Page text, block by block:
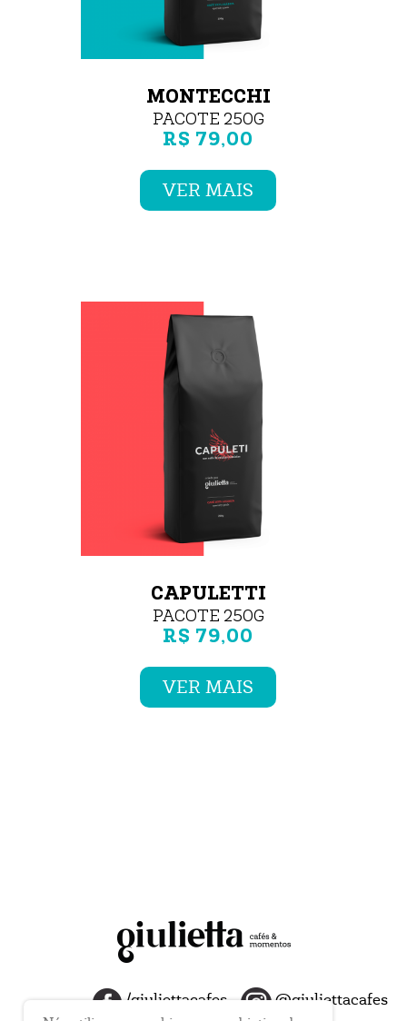
MONTECCHI
PACOTE 250G
R$ 79,00
VER MAIS
CAPULETTI
PACOTE 250G
R$ 79,00
VER MAIS
/giuliettacafes @giuliettacafes